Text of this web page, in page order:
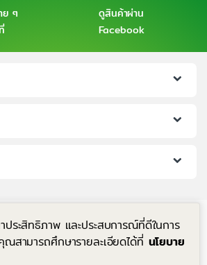
ย ๆ
ดูสินค้าผ่าน
Facebook
ประสิทธิภาพ และประสบการณ์ที่ดีในการ
สามารถศึกษารายละเอียดได้ที่ นโยบาย